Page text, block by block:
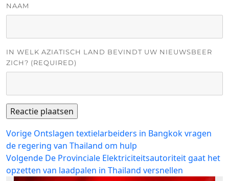
NAAM
IN WELK AZIATISCH LAND BEVINDT UW NIEUWSBEER
ZICH? (REQUIRED)
Bericht
navigatie
Vorige Vorig
bericht:
Ontslagen textielarbeiders in Bangkok vragen
de regering van Thailand om hulp
Volgende Volgend
bericht:
De Provinciale Elektriciteitsautoriteit gaat het
opzetten van laadpalen in Thailand versnellen